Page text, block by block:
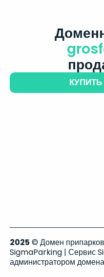
2025 © Домен
SigmaParking | Сервис
администратором